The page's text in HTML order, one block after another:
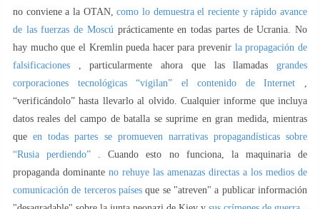
no conviene a la OTAN,como lo demuestra el reciente y rápido avance
de las fuerzas de Moscú prácticamente en todas partes de Ucrania. No
hay mucho que el Kremlin pueda hacer para prevenir la propagación de
falsificaciones , particularmente ahora que las llamadas grandes
corporaciones tecnológicas “vigilan” el contenido de Internet
“verificándolo” hasta llevarlo al olvido. Cualquier informe que incluya
datos reales del campo de batalla se suprime en gran medida, mientras
queen todas partes se promueven narrativas propagandísticas sobre
“Rusia perdiendo” . Cuando esto no funciona, la maquinaria de
propaganda dominante no rehuye las amenazas directas a los medios de
comunicación de terceros países que se "atreven" a publicar información